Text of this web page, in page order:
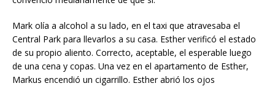
Mark olía a alcohol a su lado, en el taxi que atravesaba el
Central Park para llevarlos a su casa. Esther verificó el estado
de su propio aliento. Correcto, aceptable, el esperable luego
de una cena y copas. Una vez en el apartamento de Esther,
Markus encendió un cigarrillo. Esther abrió los ojos